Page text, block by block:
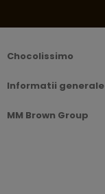
Chocolissimo
Informatii generale
MM Brown Group